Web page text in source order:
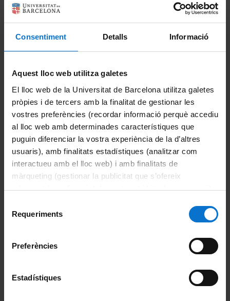
Consentiment Detalls Informació
Aquest lloc web utilitza galetes
El lloc web de la Universitat de Barcelona utilitza galetes
pròpies i de tercers amb la finalitat de gestionar les
vostres preferències (recordar informació perquè accediu
al lloc web amb determinades característiques que
puguin diferenciar la vostra experiència de la d’altres
usuaris), amb finalitats estadístiques (analitzar com
interactueu amb el lloc web) i amb finalitats de
màrqueting (gestionar la publicitat que s’ofereix
adequant-la en funció dels vostres hàbits de navegació).
consultar laPolítica de galetes del lloc web de la
Requeriments
Preferències
Estadístiques
Col·lectiu:PDI
30/11/2023
Tancat
Calendari electoral
Publicació del cens electoral